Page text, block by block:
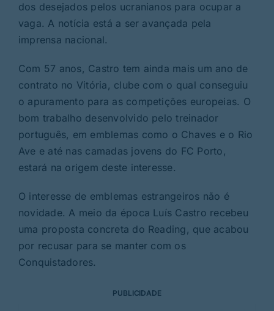
dos desejados pelos ucranianos para ocupar a
vaga. A notícia está a ser avançada pela
imprensa nacional.
Com 57 anos, Castro tem ainda mais um ano de
contrato no Vitória, clube com o qual conseguiu
o apuramento para as competições europeias. O
bom trabalho desenvolvido pelo treinador
português, em emblemas como o Chaves e o Rio
Ave e até nas camadas jovens do FC Porto,
estará na origem deste interesse.
O interesse de emblemas estrangeiros não é
novidade. A meio da época Luís Castro recebeu
uma proposta concreta do Reading, que acabou
por recusar para se manter com os
Conquistadores.
PUBLICIDADE